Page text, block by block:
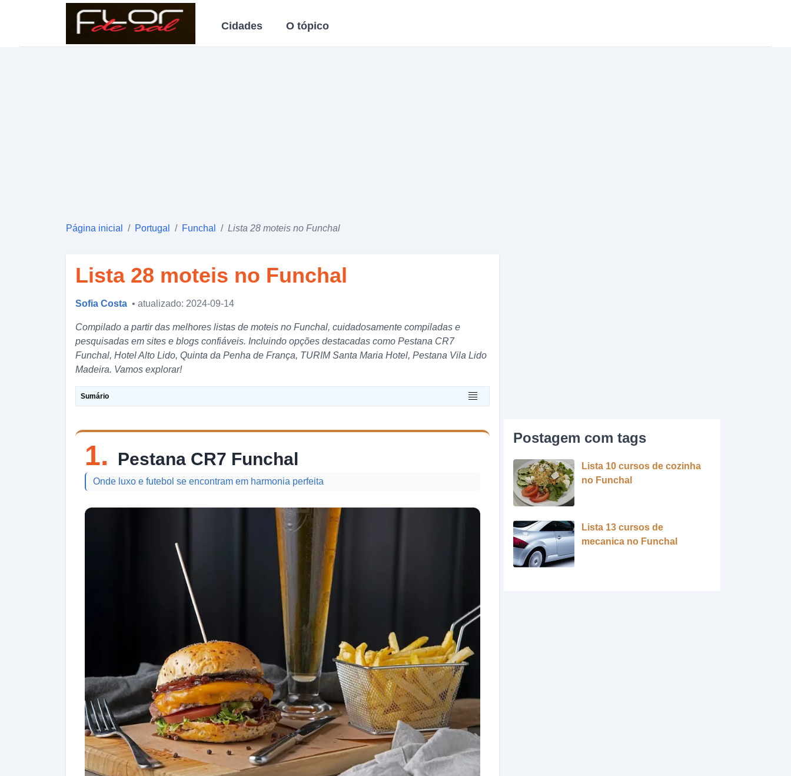
Cidades O tópico
Página inicial / Portugal / Funchal / Lista 28 moteis no Funchal
Lista 28 moteis no Funchal
Sofia Costa • atualizado: 2024-09-14
Compilado a partir das melhores listas de moteis no Funchal, cuidadosamente compiladas e
pesquisadas em sites e blogs confiáveis. Incluindo opções destacadas como Pestana CR7
Funchal, Hotel Alto Lido, Quinta da Penha de França, TURIM Santa Maria Hotel, Pestana Vila Lido
Madeira. Vamos explorar!
Sumário
1. Pestana CR7 Funchal
Onde luxo e futebol se encontram em harmonia perfeita
Postagem com tags
Lista 10 cursos de cozinha
no Funchal
Lista 13 cursos de
mecanica no Funchal